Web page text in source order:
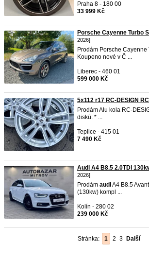
Praha 8 - 180 00
33 999 Kč
Porsche Cayenne Turbo
2026]
Prodám Porsche Cayenne
Koupeno nové v Č ...
Liberec - 460 01
599 000 Kč
5x112 r17 RC-DESIGN
Prodám Alu kola RC-
disků: * ...
Teplice - 415 01
7 490 Kč
Audi A4 B8.5 2.0TDi
2026]
Prodám audiA4 B8.5
(130kw) kompl ...
Kolín - 280 02
239 000 Kč
Stránka: 1 2 3 Další